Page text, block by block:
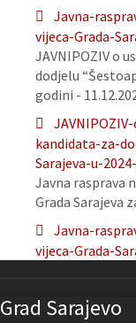
Javna-
vijeca-Grada-
JAVNIPOZIV o
dodjelu
godini -
kandidata-za-
Sarajeva-u-
Javna rasprava
Grada Sarajeva
Javna-
vijeca-Grada-
Grad Sarajevo